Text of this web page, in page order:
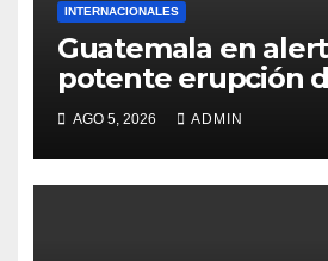
INTERNACIONALES
Guatemala en alerta
potente erupción
de Fuego
AGO 5, 2026 ADMIN